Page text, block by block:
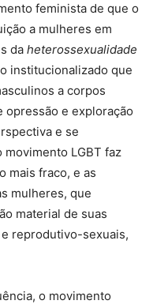
feminista de que o
a mulheres em
da heterossexualidade
institucionalizado que
a corpos
opressão e exploração
e se
LGBT faz
mais fraco, e as
mulheres, que
material de suas
reprodutivo-sexuais,
o movimento